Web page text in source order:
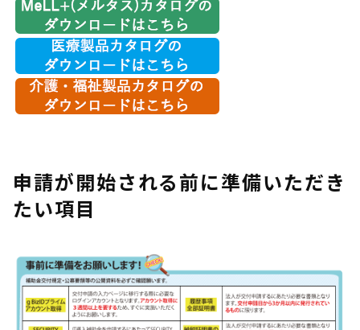
申請が開始される前に準備いただき
たい項目